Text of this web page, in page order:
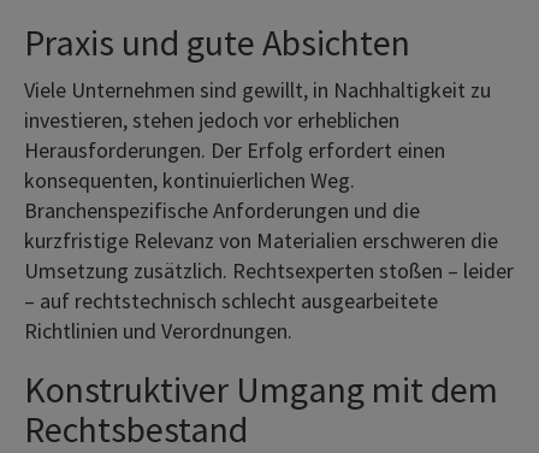
Praxis und gute Absichten
Viele Unternehmen sind gewillt, in Nachhaltigkeit zu
investieren, stehen jedoch vor erheblichen
Herausforderungen. Der Erfolg erfordert einen
konsequenten, kontinuierlichen Weg.
Branchenspezifische Anforderungen und die
kurzfristige Relevanz von Materialien erschweren die
Umsetzung zusätzlich. Rechtsexperten stoßen – leider
– auf rechtstechnisch schlecht ausgearbeitete
Richtlinien und Verordnungen.
Konstruktiver Umgang mit dem
Rechtsbestand